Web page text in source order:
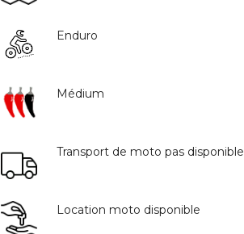
Enduro
Médium
Transport de moto pas disponible
Location moto disponible